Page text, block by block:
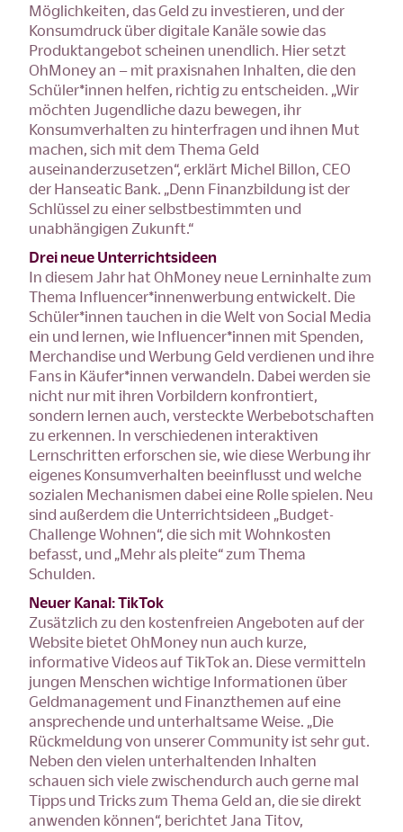
Möglichkeiten, das Geld zu investieren, und der
Konsumdruck über digitale Kanäle sowie das
Produktangebot scheinen unendlich. Hier setzt
OhMoney an – mit praxisnahen Inhalten, die den
Schüler*innen helfen, richtig zu entscheiden. „Wir
möchten Jugendliche dazu bewegen, ihr
Konsumverhalten zu hinterfragen und ihnen Mut
machen, sich mit dem Thema Geld
auseinanderzusetzen“, erklärt Michel Billon, CEO
der Hanseatic Bank. „Denn Finanzbildung ist der
Schlüssel zu einer selbstbestimmten und
unabhängigen Zukunft.“
Drei neue Unterrichtsideen
In diesem Jahr hat OhMoney neue Lerninhalte zum
Thema Influencer*innenwerbung entwickelt. Die
Schüler*innen tauchen in die Welt von Social Media
ein und lernen, wie Influencer*innen mit Spenden,
Merchandise und Werbung Geld verdienen und ihre
Fans in Käufer*innen verwandeln. Dabei werden sie
nicht nur mit ihren Vorbildern konfrontiert,
sondern lernen auch, versteckte Werbebotschaften
zu erkennen. In verschiedenen interaktiven
Lernschritten erforschen sie, wie diese Werbung ihr
eigenes Konsumverhalten beeinflusst und welche
sozialen Mechanismen dabei eine Rolle spielen. Neu
sind außerdem die Unterrichtsideen „Budget-
Challenge Wohnen“, die sich mit Wohnkosten
befasst, und „Mehr als pleite“ zum Thema
Schulden.
Neuer Kanal: TikTok
Zusätzlich zu den kostenfreien Angeboten auf der
Website bietet OhMoney nun auch kurze,
informative Videos auf TikTok an. Diese vermitteln
jungen Menschen wichtige Informationen über
Geldmanagement und Finanzthemen auf eine
ansprechende und unterhaltsame Weise. „Die
Rückmeldung von unserer Community ist sehr gut.
Neben den vielen unterhaltenden Inhalten
schauen sich viele zwischendurch auch gerne mal
Tipps und Tricks zum Thema Geld an, die sie direkt
anwenden können“, berichtet Jana Titov,